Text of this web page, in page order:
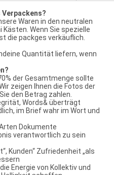
Verpackens?
Waren in den neutralen
Wenn Sie spezielle
die packges verkäuflich.
Quantität liefern, wenn
der Gesamtmenge sollte
zeigen Ihnen die Fotos der
den Betrag zahlen.
Words& überträgt
im Brief wahr im Wort und
Dokumente
verantwortlich zu sein
Kunden“ Zufriedenheit „als
Energie von Kollektiv und